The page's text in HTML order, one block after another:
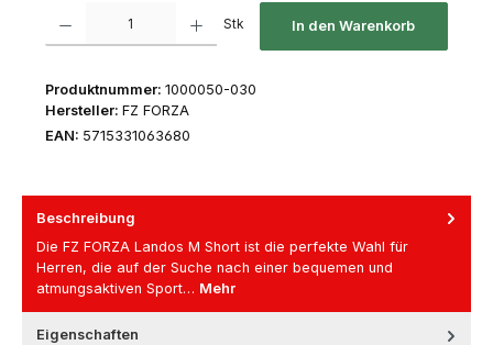
Stk In den Warenkorb
Produktnummer: 1000050-030
Hersteller: FZ FORZA
EAN: 5715331063680
Beschreibung
Die FZ FORZA Landos M Short ist die perfekte Wahl für
Herren, die auf der Suche nach einer bequemen und
atmungsaktiven Sport… Mehr
Eigenschaften